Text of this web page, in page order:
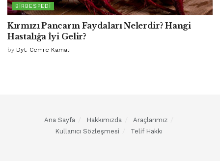
BIRBESPEDI
Kırmızı Pancarın Faydaları Nelerdir? Hangi
Hastalığa İyi Gelir?
by Dyt. Cemre Kamalı
Ana Sayfa Hakkımızda
Araçlarımız
Kullanıcı Sözleşmesi
Telif Hakkı